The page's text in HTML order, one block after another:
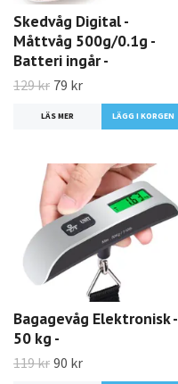
Skedvåg Digital -
Måttvåg 500g/0.1g -
Batteri ingår -
129 kr 79 kr
LÄS MER
Bagagevåg Elektronisk -
50 kg -
119 kr 90 kr